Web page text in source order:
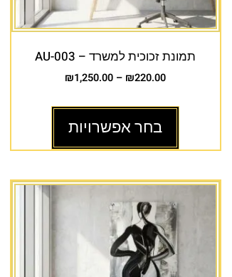
תמונת זכוכית למשרד – AU-003
₪220.00
–
₪1,250.00
בחר אפשרויות